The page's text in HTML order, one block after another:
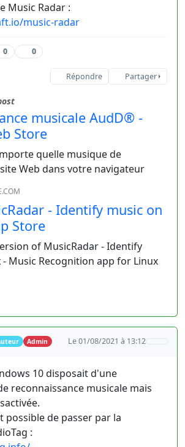
Music Radar :
music-radar
0 0
Répondre Partager
musicale AudD® -
Store
quelle musique de
Web dans votre navigateur
- Identify music on
Store
of MusicRadar - Identify
Music Recognition app for Linux
Admin Le 01/08/2021 à 13:12
10 disposait d'une
reconnaissance musicale mais
possible de passer par la
: